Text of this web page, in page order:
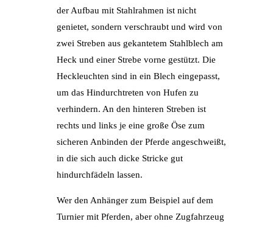
der Aufbau mit Stahlrahmen ist nicht
genietet, sondern verschraubt und wird von
zwei Streben aus gekantetem Stahlblech am
Heck und einer Strebe vorne gestützt. Die
Heckleuchten sind in ein Blech eingepasst,
um das Hindurchtreten von Hufen zu
verhindern. An den hinteren Streben ist
rechts und links je eine große Öse zum
sicheren Anbinden der Pferde angeschweißt,
in die sich auch dicke Stricke gut
hindurchfädeln lassen.
Wer den Anhänger zum Beispiel auf dem
Turnier mit Pferden, aber ohne Zugfahrzeug